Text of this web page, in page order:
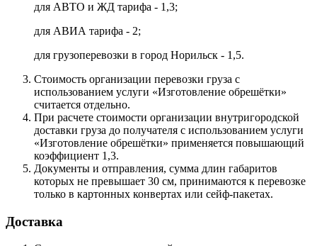
для АВТО и ЖД тарифа - 1,3;
для АВИА тарифа - 2;
для грузоперевозки в город Норильск - 1,5.
Стоимость организации перевозки груза с
использованием услуги «Изготовление обрешётки»
считается отдельно.
При расчете стоимости организации внутригородской
доставки груза до получателя с использованием услуги
«Изготовление обрешётки» применяется повышающий
коэффициент 1,3.
Документы и отправления, сумма длин габаритов
которых не превышает 30 см, принимаются к перевозке
только в картонных конвертах или сейф-пакетах.
Доставка